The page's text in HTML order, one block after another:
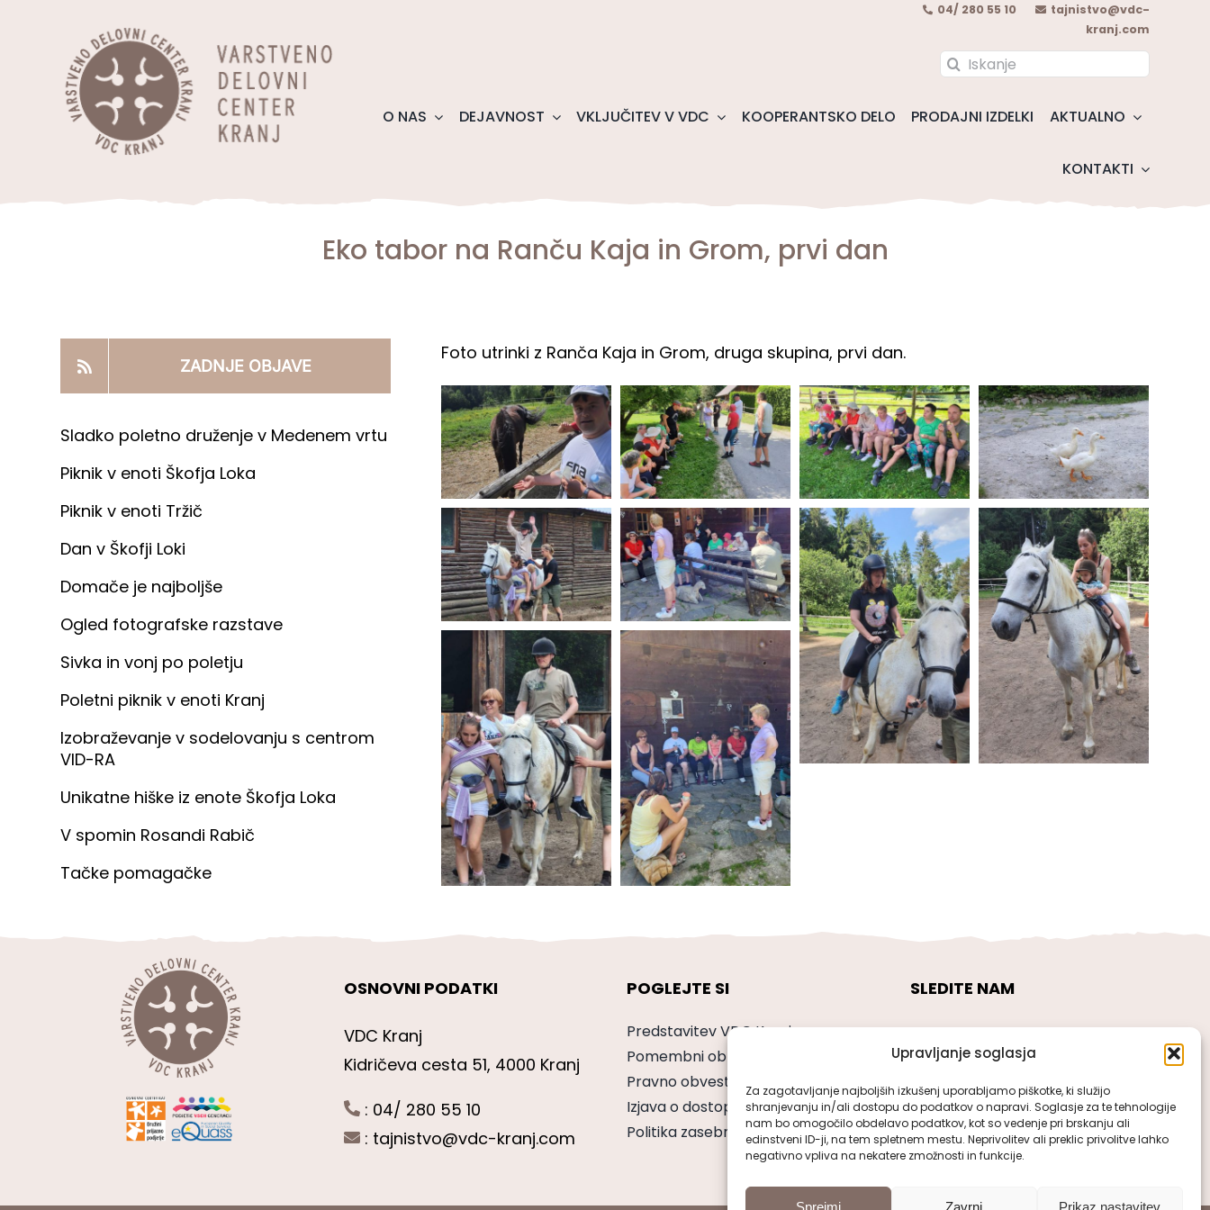
Upravljanje soglasja
Za zagotavljanje najboljših izkušenj uporabljamo piškotke, ki služijo
shranjevanju in/ali dostopu do podatkov o napravi. Soglasje za te tehnologije
nam bo omogočilo obdelavo podatkov, kot so vedenje pri brskanju ali
edinstveni ID-ji, na tem spletnem mestu. Neprivolitev ali preklic privolitve lahko
negativno vpliva na nekatere zmožnosti in funkcije.
Sprejmi Zavrni Prikaz nastavitev
04/ 280 55 10
tajnistvo@vdc-
kranj.com
Search
O NAS DEJAVNOST VKLJUČITEV V VDC KOOPERANTSKO DELO PRODAJNI IZDELKI AKTUALNO
KONTAKTI
Eko tabor na Ranču Kaja in Grom, prvi dan
ZADNJE OBJAVE
Sladko poletno druženje v Medenem vrtu
Piknik v enoti Škofja Loka
Piknik v enoti Tržič
Dan v Škofji Loki
Domače je najboljše
Ogled fotografske razstave
Sivka in vonj po poletju
Poletni piknik v enoti Kranj
Izobraževanje v sodelovanju s centrom
VID-RA
Unikatne hiške iz enote Škofja Loka
V spomin Rosandi Rabič
Tačke pomagačke
Foto utrinki z Ranča Kaja in Grom, druga skupina, prvi dan.
OSNOVNI PODATKI
VDC Kranj
Kidričeva cesta 51, 4000 Kranj
: 04/ 280 55 10
: tajnistvo@vdc-kranj.com
POGLEJTE SI
Predstavitev VDC Kranj
Pomembni obrazci
Pravno obvestilo
Izjava o dostopnosti
Politika zasebnosti
SLEDITE NAM